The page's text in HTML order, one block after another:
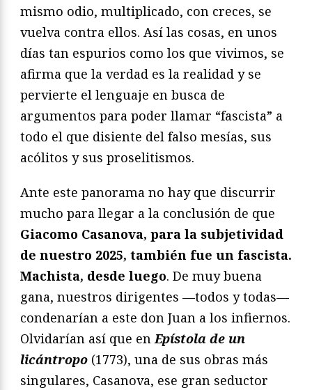
mismo odio, multiplicado, con creces, se
vuelva contra ellos. Así las cosas, en unos
días tan espurios como los que vivimos, se
afirma que la verdad es la realidad y se
pervierte el lenguaje en busca de
argumentos para poder llamar “fascista” a
todo el que disiente del falso mesías, sus
acólitos y sus proselitismos.
Ante este panorama no hay que discurrir
mucho para llegar a la conclusión de que
Giacomo Casanova, para la subjetividad
de nuestro 2025, también fue un fascista.
Machista, desde luego. De muy buena
gana, nuestros dirigentes —todos y todas—
condenarían a este don Juan a los infiernos.
Olvidarían así que enEpístola de un
licántropo (1773), una de sus obras más
singulares, Casanova, ese gran seductor